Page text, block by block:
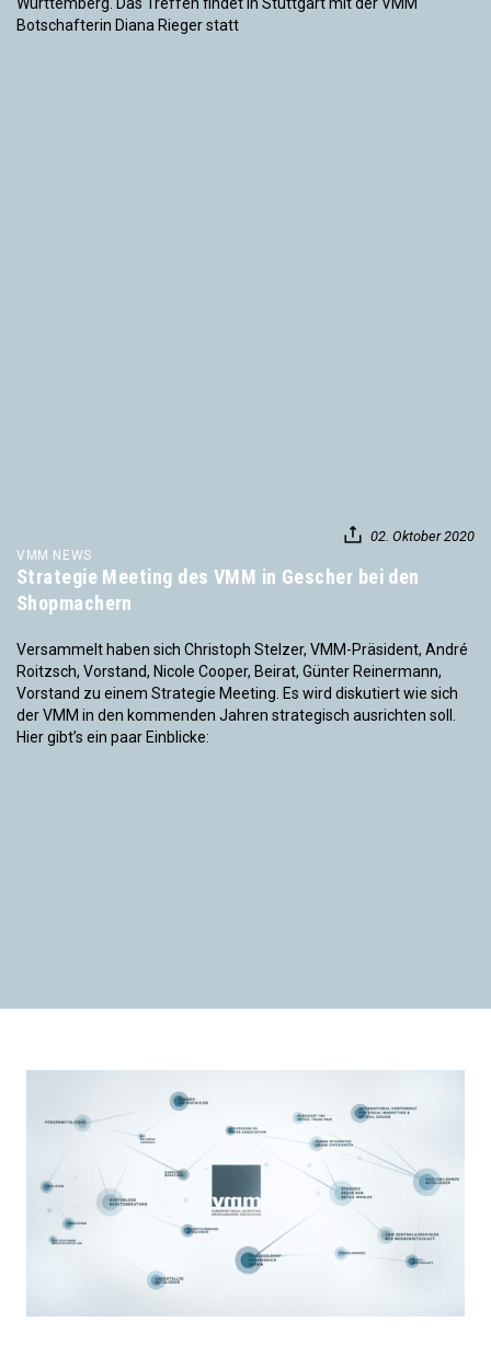
Botschafterin Diana Rieger statt
02. Oktober 2020
VMM NEWS
Strategie Meeting des VMM in Gescher bei den
Shopmachern
Versammelt haben sich Christoph Stelzer, VMM-Präsident, André
Roitzsch, Vorstand, Nicole Cooper, Beirat, Günter Reinermann,
Vorstand zu einem Strategie Meeting. Es wird diskutiert wie sich
der VMM in den kommenden Jahren strategisch ausrichten soll.
Hier gibt’s ein paar Einblicke: